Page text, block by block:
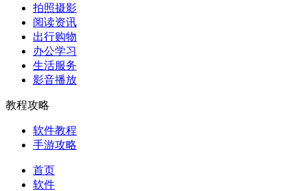
拍照摄影
阅读资讯
出行购物
办公学习
生活服务
影音播放
教程攻略
软件教程
手游攻略
首页
软件